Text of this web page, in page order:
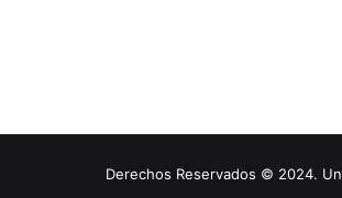
Derechos Reservados © 2024.